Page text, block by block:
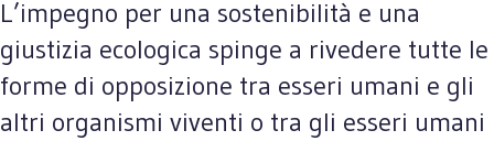
L’impegno per una sostenibilità e una
giustizia ecologica spinge a rivedere tutte le
forme di opposizione tra esseri umani e gli
altri organismi viventi o tra gli esseri umani